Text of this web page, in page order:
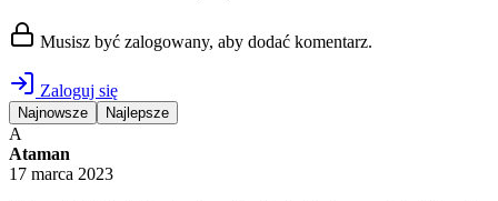
Musisz być zalogowany, aby dodać komentarz.
Zaloguj się
Najnowsze Najlepsze
A
Ataman
17 marca 2023